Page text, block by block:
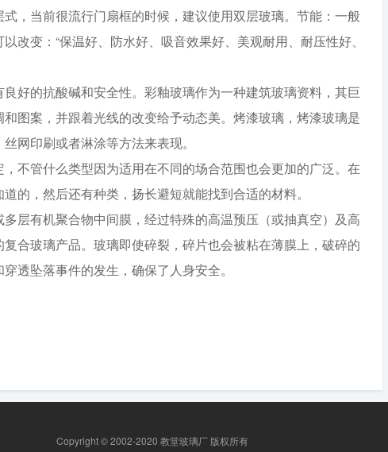
，当前很流行门扇框的时候，建议使用双层玻璃。节能：一般
改变：“保温好、防水好、吸音效果好、美观耐用、耐压性好、
好的抗酸碱和安全性。彩釉玻璃作为一种建筑玻璃资料，其巨
图案，并跟着光线的改变给予动态美。烤漆玻璃，烤漆玻璃是
网印刷或者淋涂等方法来表现。
不管什么类型因为适用在不同的场合范围也会更加的广泛。在
的，然后还有种类，扬长避短就能找到合适的材料。
层有机聚合物中间膜，经过特殊的高温预压（或抽真空）及高
合玻璃产品。玻璃即使碎裂，碎片也会被粘在薄膜上，破碎的
透坠落事件的发生，确保了人身安全。
Copyright © 2002-2020 教堂玻璃厂 版权所有